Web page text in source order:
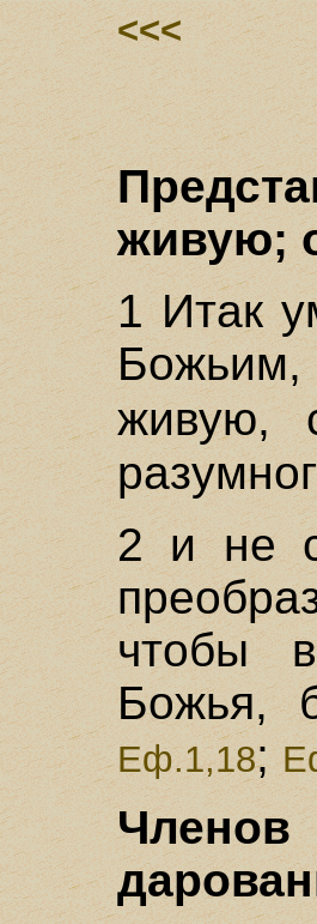
<<<
живую;
1 Итак
Божьим,
живую,
2 и не
чтобы
Божья,
Еф.1,18;
Членов